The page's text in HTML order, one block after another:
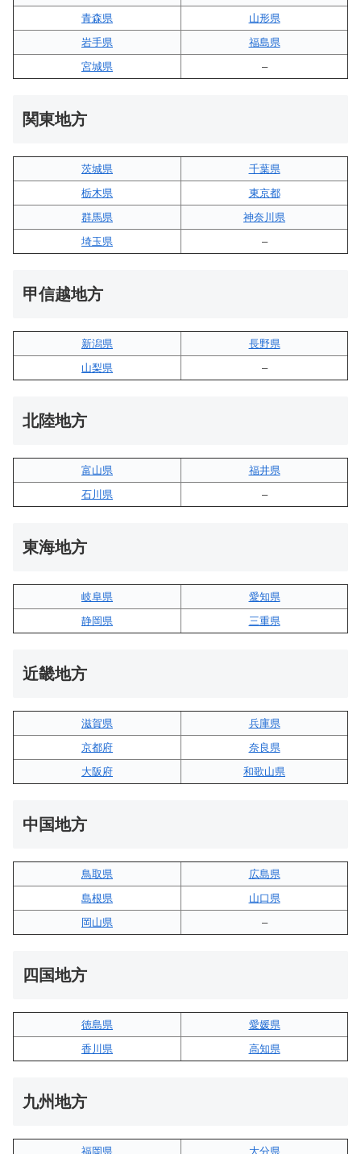
青森県
山形県
岩手県
福島県
宮城県
–
関東地方
茨城県
千葉県
栃木県
東京都
群馬県
神奈川県
埼玉県
–
甲信越地方
新潟県
長野県
山梨県
–
北陸地方
富山県
福井県
石川県
–
東海地方
岐阜県
愛知県
静岡県
三重県
近畿地方
滋賀県
兵庫県
京都府
奈良県
大阪府
和歌山県
中国地方
鳥取県
広島県
島根県
山口県
岡山県
–
四国地方
徳島県
愛媛県
香川県
高知県
九州地方
福岡県 大分県